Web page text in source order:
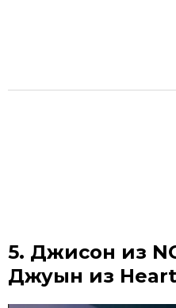
5. Джисон из
Джуын из